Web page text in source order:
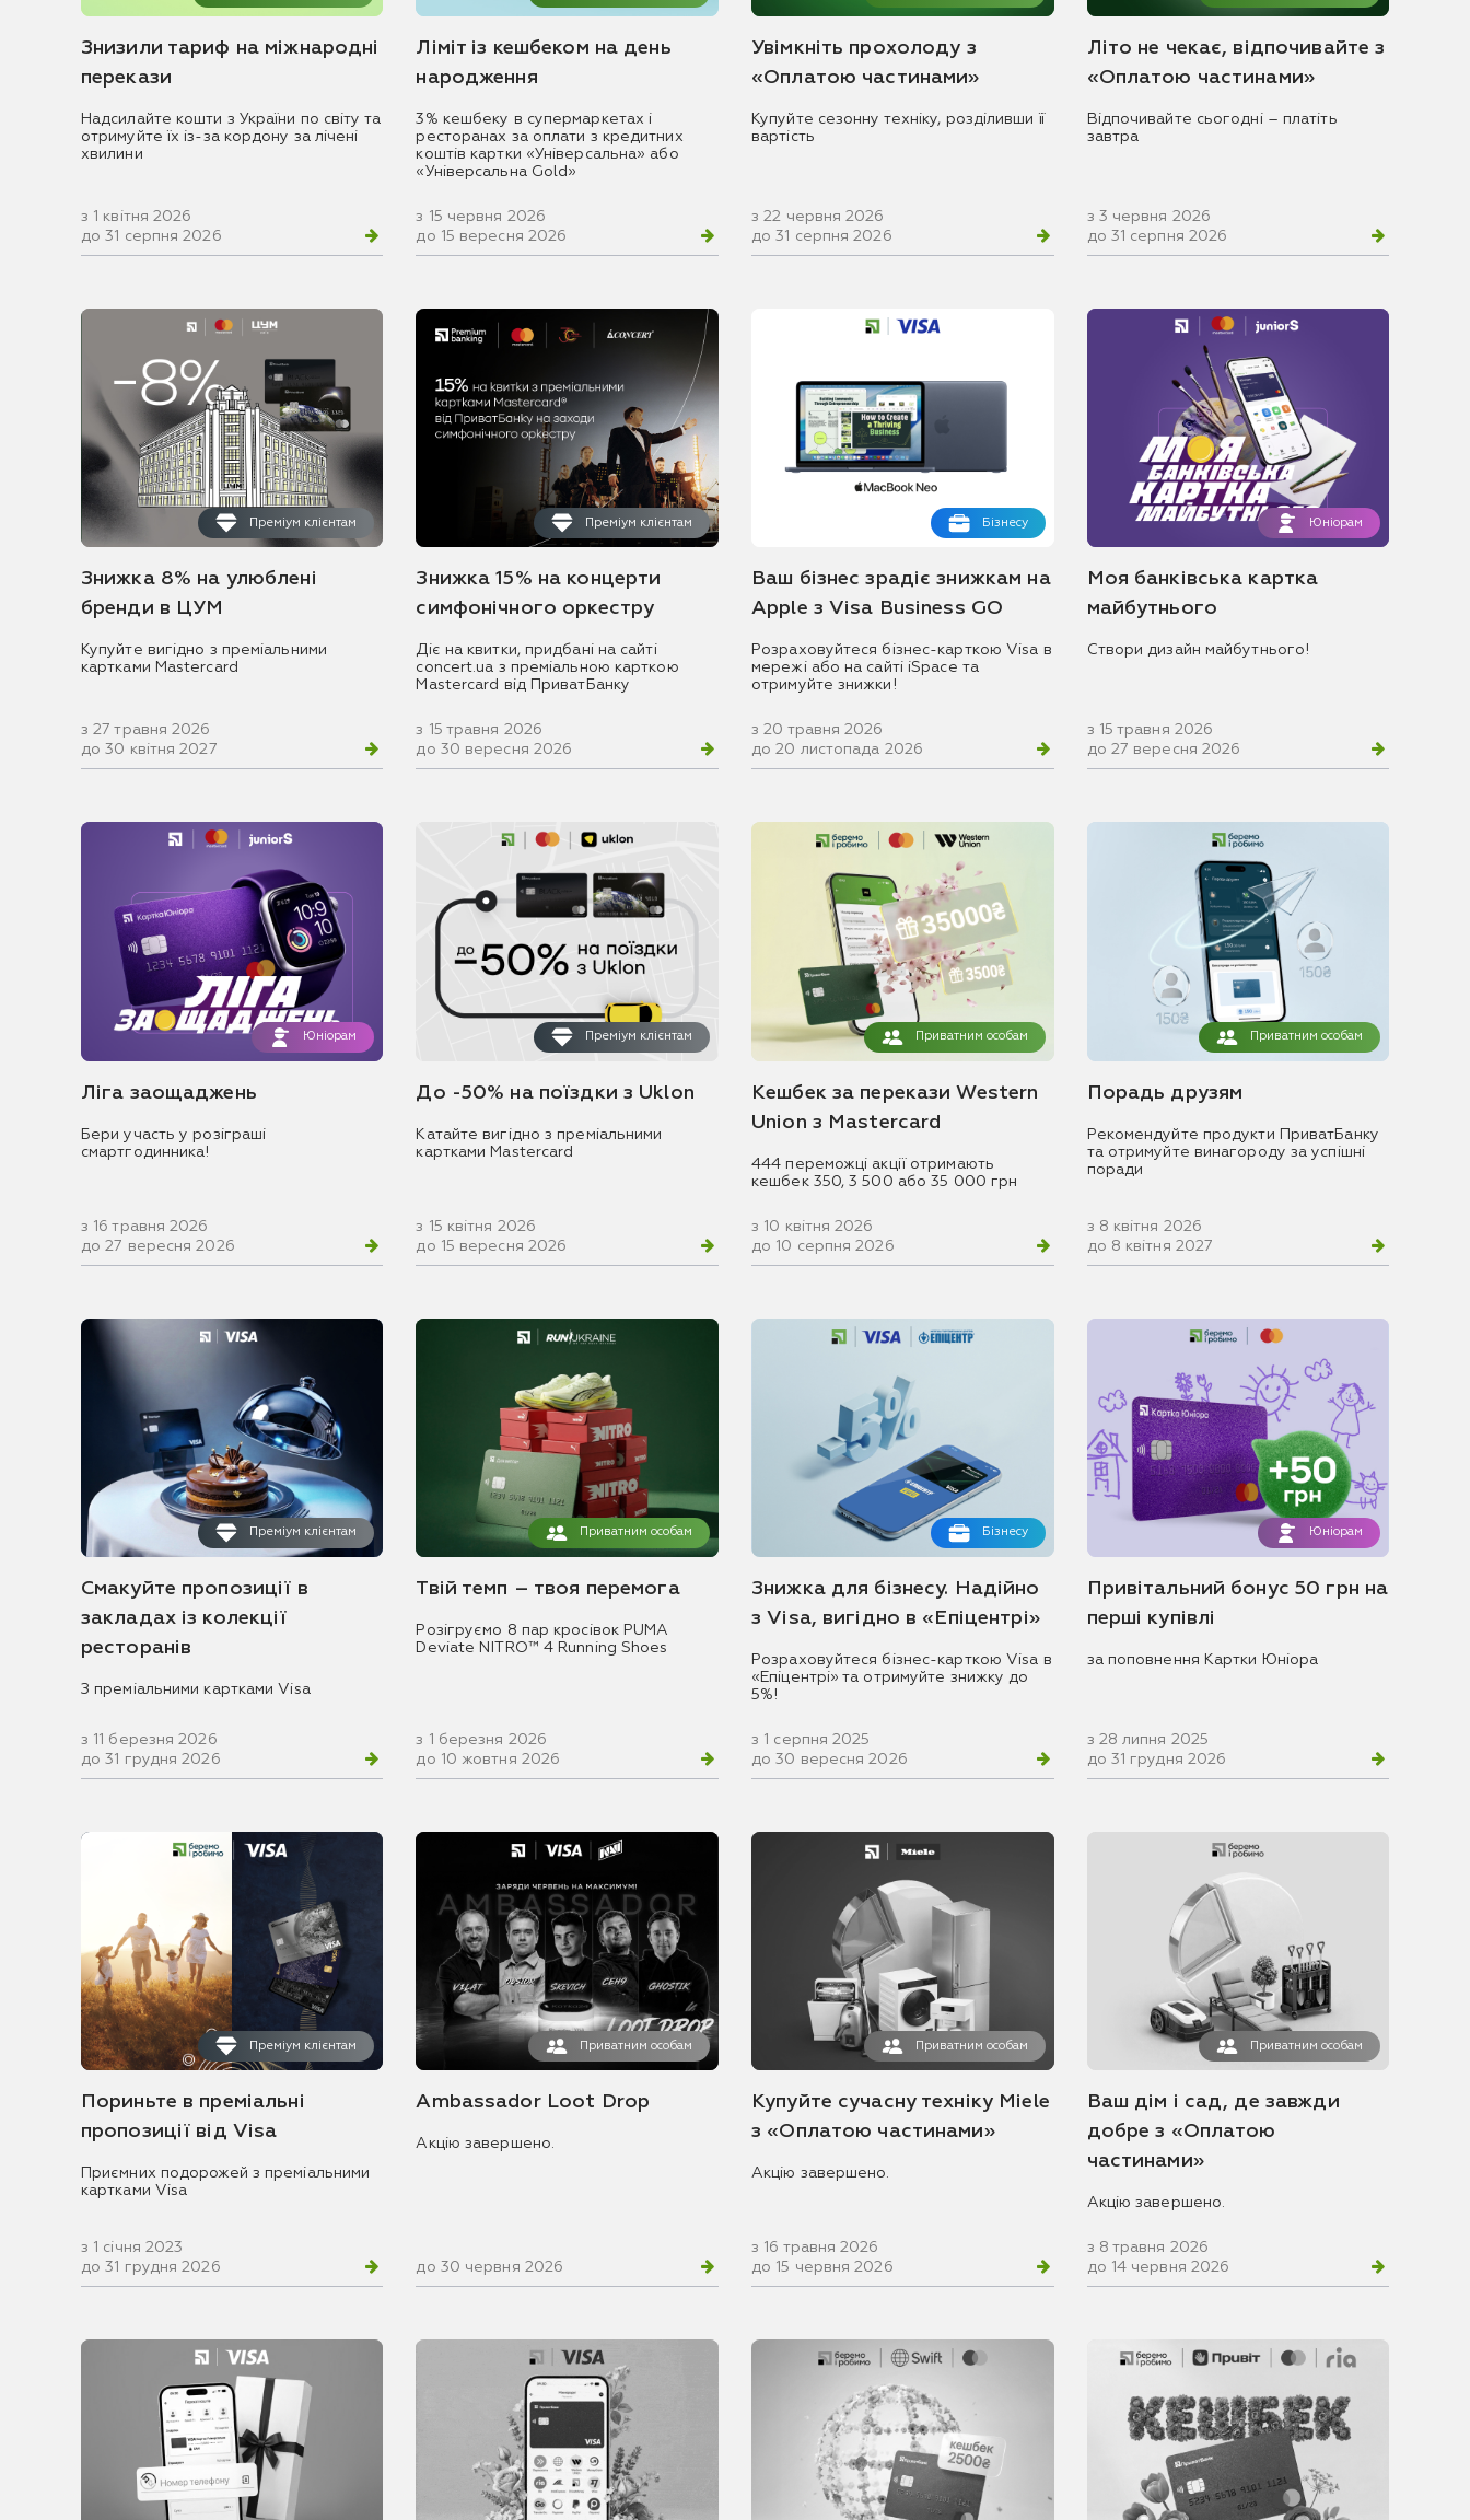
Знизили тариф на міжнародні
перекази
Надсилайте кошти з України по світу та
отримуйте їх із-за кордону за лічені
хвилини
з 1 квітня 2026
до 31 серпня 2026
Ліміт із кешбеком на день
народження
3% кешбеку в супермаркетах і
ресторанах за оплати з кредитних
коштів картки «Універсальна» або
«Універсальна Gold»
з 15 червня 2026
до 15 вересня 2026
Увімкніть прохолоду з
«Оплатою частинами»
Купуйте сезонну техніку, розділивши її
вартість
з 22 червня 2026
до 31 серпня 2026
Літо не чекає, відпочивайте з
«Оплатою частинами»
Відпочивайте сьогодні – платіть
завтра
з 3 червня 2026
до 31 серпня 2026
Преміум клієнтам
Знижка 8% на улюблені
бренди в ЦУМ
Купуйте вигідно з преміальними
картками Mastercard
з 27 травня 2026
до 30 квітня 2027
Преміум клієнтам
Знижка 15% на концерти
симфонічного оркестру
Діє на квитки, придбані на сайті
concert.ua з преміальною карткою
Mastercard від ПриватБанку
з 15 травня 2026
до 30 вересня 2026
Бізнесу
Ваш бізнес зрадіє знижкам на
Apple з Visa Business GO
Розраховуйтеся бізнес-карткою Visa в
мережі або на сайті iSpace та
отримуйте знижки!
з 20 травня 2026
до 20 листопада 2026
Юніорам
Моя банківська картка
майбутнього
Створи дизайн майбутнього!
з 15 травня 2026
до 27 вересня 2026
Юніорам
Ліга заощаджень
Бери участь у розіграші
смартгодинника!
з 16 травня 2026
до 27 вересня 2026
Преміум клієнтам
До -50% на поїздки з Uklon
Катайте вигідно з преміальними
картками Mastercard
з 15 квітня 2026
до 15 вересня 2026
Приватним особам
Кешбек за перекази Western
Union з Mastercard
444 переможці акції отримають
кешбек 350, 3 500 або 35 000 грн
з 10 квітня 2026
до 10 серпня 2026
Приватним особам
Порадь друзям
Рекомендуйте продукти ПриватБанку
та отримуйте винагороду за успішні
поради
з 8 квітня 2026
до 8 квітня 2027
Преміум клієнтам
Смакуйте пропозиції в
закладах із колекції
ресторанів
З преміальними картками Visa
з 11 березня 2026
до 31 грудня 2026
Приватним особам
Твій темп – твоя перемога
Розігруємо 8 пар кросівок PUMA
Deviate NITRO™ 4 Running Shoes
з 1 березня 2026
до 10 жовтня 2026
Бізнесу
Знижка для бізнесу. Надійно
з Visa, вигідно в «Епіцентрі»
Розраховуйтеся бізнес-карткою Visa в
«Епіцентрі» та отримуйте знижку до
5%!
з 1 серпня 2025
до 30 вересня 2026
Юніорам
Привітальний бонус 50 грн на
перші купівлі
за поповнення Картки Юніора
з 28 липня 2025
до 31 грудня 2026
Преміум клієнтам
Пориньте в преміальні
пропозиції від Visa
Приємних подорожей з преміальними
картками Visa
з 1 січня 2023
до 31 грудня 2026
Приватним особам
Ambassador Loot Drop
Акцію завершено.
до 30 червня 2026
Приватним особам
Купуйте сучасну техніку Miele
з «Оплатою частинами»
Акцію завершено.
з 16 травня 2026
до 15 червня 2026
Приватним особам
Ваш дім і сад, де завжди
добре з «Оплатою
частинами»
Акцію завершено.
з 8 травня 2026
до 14 червня 2026